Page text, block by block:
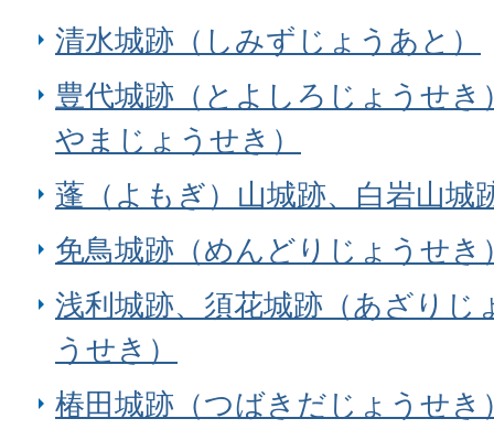
清水城跡（しみずじょうあと）
豊代城跡（とよしろじょうせき
やまじょうせき）
蓬（よもぎ）山城跡、白岩山城
免鳥城跡（めんどりじょうせき
浅利城跡、須花城跡（あざり
うせき）
椿田城跡（つばきだじょうせき